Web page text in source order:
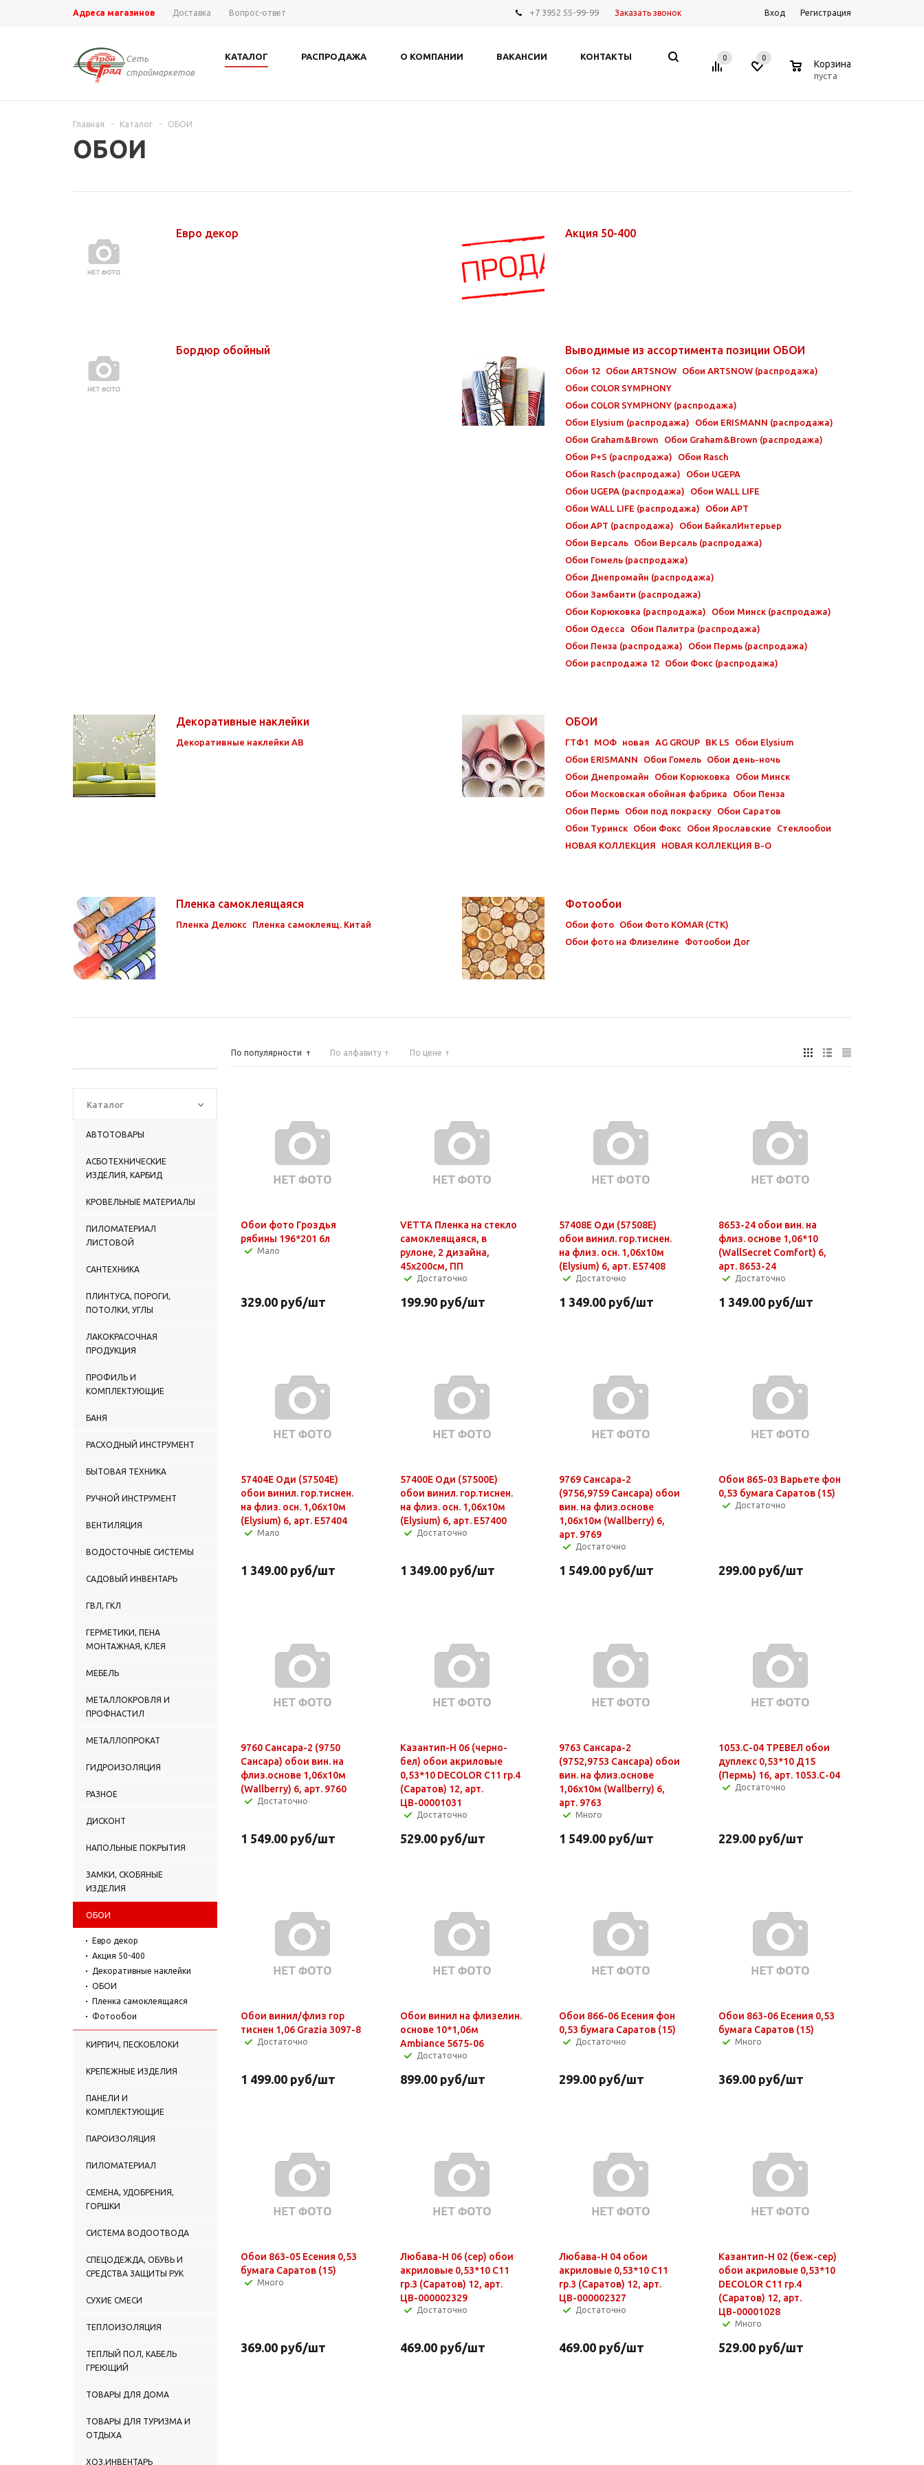
Адреса магазинов Доставка Вопрос-ответ +7 3952 55-99-99 Заказать звонок Вход Регистрация
Сеть
строймаркетов
КАТАЛОГ РАСПРОДАЖА О КОМПАНИИ ВАКАНСИИ КОНТАКТЫ 0 0
Корзина
пуста
Главная - Каталог - ОБОИ
ОБОИ
Евро декор Акция 50-400
Бордюр обойный Выводимые из ассортимента позиции ОБОИ
Обои 12 Обои ARTSNOW
Обои ARTSNOW (распродажа)
Обои COLOR SYMPHONY
Обои COLOR SYMPHONY (распродажа)
Обои Elysium (распродажа)
Обои ERISMANN (распродажа)
Обои Graham&Brown
Обои Graham&Brown (распродажа)
Обои P+S (распродажа)
Обои Rasch
Обои Rasch (распродажа)
Обои UGEPA
Обои UGEPA (распродажа)
Обои WALL LIFE
Обои WALL LIFE (распродажа)
Обои АРТ
Обои АРТ (распродажа)
Обои БайкалИнтерьер
Обои Версаль
Обои Версаль (распродажа)
Обои Гомель (распродажа)
Обои Днепромайн (распродажа)
Обои Замбаити (распродажа)
Обои Корюковка (распродажа)
Обои Минск (распродажа)
Обои Одесса
Обои Палитра (распродажа)
Обои Пенза (распродажа)
Обои Пермь (распродажа)
Обои распродажа 12
Обои Фокс (распродажа)
Декоративные наклейки
Декоративные наклейки АВ
ОБОИ
ГТФ1 МОФ новая AG GROUP BK LS
Обои Elysium
Обои ERISMANN
Обои Гомель
Обои день-ночь
Обои Днепромайн
Обои Корюковка
Обои Минск
Обои Московская обойная фабрика
Обои Пенза
Обои Пермь
Обои под покраску
Обои Саратов
Обои Туринск
Обои Фокс Обои Ярославские
Стеклообои
НОВАЯ КОЛЛЕКЦИЯ
НОВАЯ КОЛЛЕКЦИЯ В-О
Пленка самоклеящаяся
Пленка Делюкс Пленка самоклеящ. Китай
Фотообои
Обои фото
Обои Фото KOMAR (СТК)
Обои фото на Флизелине
Фотообои Дог
Каталог
АВТОТОВАРЫ
АСБОТЕХНИЧЕСКИЕ
ИЗДЕЛИЯ, КАРБИД
КРОВЕЛЬНЫЕ МАТЕРИАЛЫ
ПИЛОМАТЕРИАЛ
ЛИСТОВОЙ
САНТЕХНИКА
ПЛИНТУСА, ПОРОГИ,
ПОТОЛКИ, УГЛЫ
ЛАКОКРАСОЧНАЯ
ПРОДУКЦИЯ
ПРОФИЛЬ И
КОМПЛЕКТУЮЩИЕ
БАНЯ
РАСХОДНЫЙ ИНСТРУМЕНТ
БЫТОВАЯ ТЕХНИКА
РУЧНОЙ ИНСТРУМЕНТ
ВЕНТИЛЯЦИЯ
ВОДОСТОЧНЫЕ СИСТЕМЫ
САДОВЫЙ ИНВЕНТАРЬ
ГВЛ, ГКЛ
ГЕРМЕТИКИ, ПЕНА
МОНТАЖНАЯ, КЛЕЯ
МЕБЕЛЬ
МЕТАЛЛОКРОВЛЯ И
ПРОФНАСТИЛ
МЕТАЛЛОПРОКАТ
ГИДРОИЗОЛЯЦИЯ
РАЗНОЕ
ДИСКОНТ
НАПОЛЬНЫЕ ПОКРЫТИЯ
ЗАМКИ, СКОБЯНЫЕ
ИЗДЕЛИЯ
ОБОИ
Евро декор
Акция 50-400
Декоративные наклейки
ОБОИ
Пленка самоклеящаяся
Фотообои
КИРПИЧ, ПЕСКОБЛОКИ
КРЕПЕЖНЫЕ ИЗДЕЛИЯ
ПАНЕЛИ И
КОМПЛЕКТУЮЩИЕ
ПАРОИЗОЛЯЦИЯ
ПИЛОМАТЕРИАЛ
СЕМЕНА, УДОБРЕНИЯ,
ГОРШКИ
СИСТЕМА ВОДООТВОДА
СПЕЦОДЕЖДА, ОБУВЬ И
СРЕДСТВА ЗАЩИТЫ РУК
СУХИЕ СМЕСИ
ТЕПЛОИЗОЛЯЦИЯ
ТЕПЛЫЙ ПОЛ, КАБЕЛЬ
ГРЕЮЩИЙ
ТОВАРЫ ДЛЯ ДОМА
ТОВАРЫ ДЛЯ ТУРИЗМА И
ОТДЫХА
ХОЗ.ИНВЕНТАРЬ
По популярности По алфавиту По цене
Обои фото Гроздья
рябины 196*201 6л
Мало
329.00 руб/шт
VETTA Пленка на стекло
самоклеящаяся, в
рулоне, 2 дизайна,
45х200см, ПП
Достаточно
199.90руб/шт
57408E Оди (57508E)
обои винил. гор.тиснен.
на флиз. осн. 1,06х10м
(Elysium) 6, арт. E57408
Достаточно
1 349.00 руб/шт
8653-24 обои вин. на
флиз. основе 1,06*10
(WallSecret Comfort) 6,
арт. 8653-24
Достаточно
1 349.00руб/шт
57404E Оди (57504E)
обои винил. гор.тиснен.
на флиз. осн. 1,06х10м
(Elysium) 6, арт. E57404
Мало
1 349.00 руб/шт
57400E Оди (57500E)
обои винил. гор.тиснен.
на флиз. осн. 1,06х10м
(Elysium) 6, арт. E57400
Достаточно
1 349.00руб/шт
9769 Сансара-2
(9756,9759 Сансара) обои
вин. на флиз.основе
1,06х10м (Wallberry) 6,
арт. 9769
Достаточно
1 549.00 руб/шт
Обои 865-03 Варьете фон
0,53 бумага Саратов (15)
Достаточно
299.00руб/шт
9760 Сансара-2 (9750
Сансара) обои вин. на
флиз.основе 1,06х10м
(Wallberry) 6, арт. 9760
Достаточно
1 549.00 руб/шт
Казантип-Н 06 (черно-
бел) обои акриловые
0,53*10 DECOLOR С11 гр.4
(Саратов) 12, арт.
ЦВ-00001031
Достаточно
529.00руб/шт
9763 Сансара-2
(9752,9753 Сансара) обои
вин. на флиз.основе
1,06х10м (Wallberry) 6,
арт. 9763
Много
1 549.00 руб/шт
1053.С-04 ТРЕВЕЛ обои
дуплекс 0,53*10 Д15
(Пермь) 16, арт. 1053.С-04
Достаточно
229.00руб/шт
Обои винил/флиз гор
тиснен 1,06 Grazia 3097-8
Достаточно
1 499.00 руб/шт
Обои винил на флизелин.
основе 10*1,06м
Ambiance 5675-06
Достаточно
899.00руб/шт
Обои 866-06 Есения фон
0,53 бумага Саратов (15)
Достаточно
299.00 руб/шт
Обои 863-06 Есения 0,53
бумага Саратов (15)
Много
369.00руб/шт
Обои 863-05 Есения 0,53
бумага Саратов (15)
Много
369.00 руб/шт
Любава-Н 06 (сер) обои
акриловые 0,53*10 С11
гр.3 (Саратов) 12, арт.
ЦВ-000002329
Достаточно
469.00руб/шт
Любава-Н 04 обои
акриловые 0,53*10 С11
гр.3 (Саратов) 12, арт.
ЦВ-000002327
Достаточно
469.00 руб/шт
Казантип-Н 02 (беж-сер)
обои акриловые 0,53*10
DECOLOR С11 гр.4
(Саратов) 12, арт.
ЦВ-00001028
Много
529.00руб/шт